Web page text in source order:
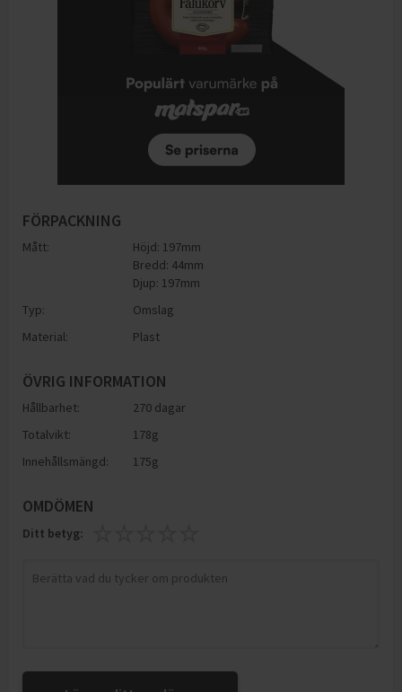
FÖRPACKNING
Mått:
Höjd: 197mm
Bredd: 44mm
Djup: 197mm
Typ:
Omslag
Material:
Plast
ÖVRIG INFORMATION
Hållbarhet:
270 dagar
Totalvikt:
178g
Innehållsmängd:
175g
OMDÖMEN
Ditt betyg: